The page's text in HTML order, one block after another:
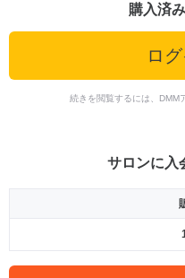
購入済
ロ
続きを閲覧するには、DMM
サロンに入